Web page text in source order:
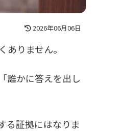
2026年06月06日
りません。
誰かに答えを出し
る証拠にはなりま